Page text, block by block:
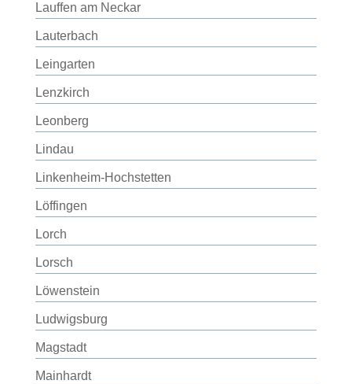
Lauffen am Neckar
Lauterbach
Leingarten
Lenzkirch
Leonberg
Lindau
Linkenheim-Hochstetten
Löffingen
Lorch
Lorsch
Löwenstein
Ludwigsburg
Magstadt
Mainhardt